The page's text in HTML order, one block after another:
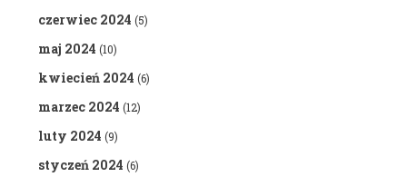
czerwiec 2024 (5)
maj 2024 (10)
kwiecień 2024 (6)
marzec 2024 (12)
luty 2024 (9)
styczeń 2024 (6)